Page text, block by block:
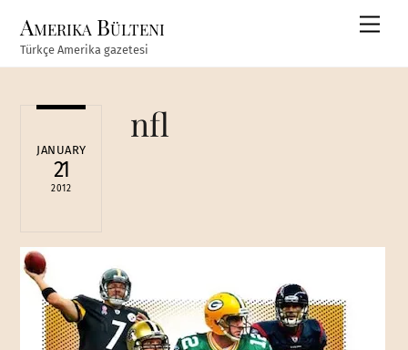
content
Amerika Bülteni
Türkçe Amerika gazetesi
JANUARY
21
2012
nfl